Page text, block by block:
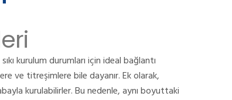
kurulum durumları için ideal bağlantı
ve titreşimlere bile dayanır.Ek olarak,
kurulabilirler.Bu nedenle, aynı boyuttaki